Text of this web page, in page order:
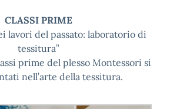
CLASSI PRIME
lavori del passato: laboratorio di
tessitura”
prime del plesso Montessori si
nell’arte della tessitura.